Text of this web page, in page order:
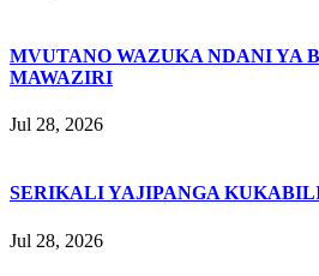
MVUTANO WAZUKA NDANI YA
MAWAZIRI
Jul 28, 2026
SERIKALI YAJIPANGA
Jul 28, 2026